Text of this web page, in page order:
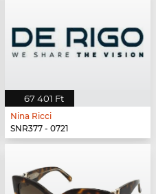
67 401 Ft
Nina Ricci
SNR377 - 0721